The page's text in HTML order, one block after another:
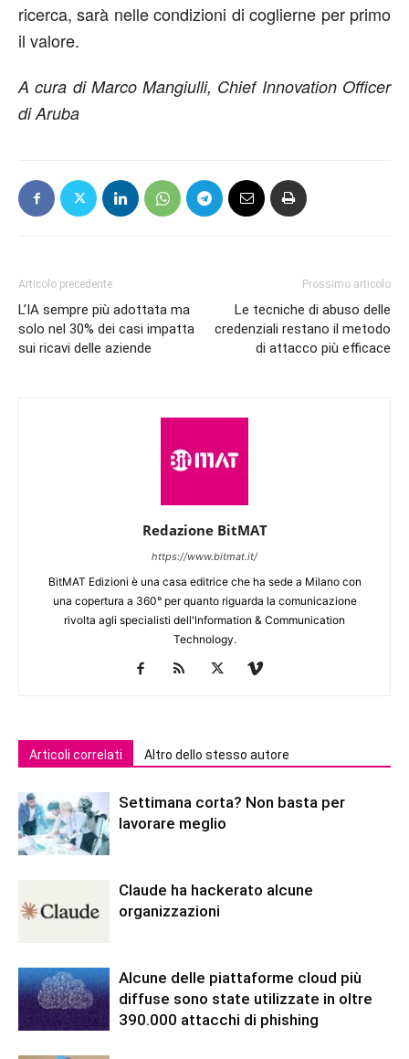
ricerca, sarà nelle condizioni di coglierne per primo
il valore.
A cura di Marco Mangiulli, Chief Innovation Officer
di Aruba
Articolo precedente
L’IA sempre più adottata ma
solo nel 30% dei casi impatta
sui ricavi delle aziende
Prossimo articolo
Le tecniche di abuso delle
credenziali restano il metodo
di attacco più efficace
Redazione BitMAT
https://www.bitmat.it/
BitMAT Edizioni è una casa editrice che ha sede a Milano con
una copertura a 360° per quanto riguarda la comunicazione
rivolta agli specialisti dell'lnformation & Communication
Technology.
Articoli correlati Altro dello stesso autore
Settimana corta? Non basta per
lavorare meglio
Claude ha hackerato alcune
organizzazioni
Alcune delle piattaforme cloud più
diffuse sono state utilizzate in oltre
390.000 attacchi di phishing